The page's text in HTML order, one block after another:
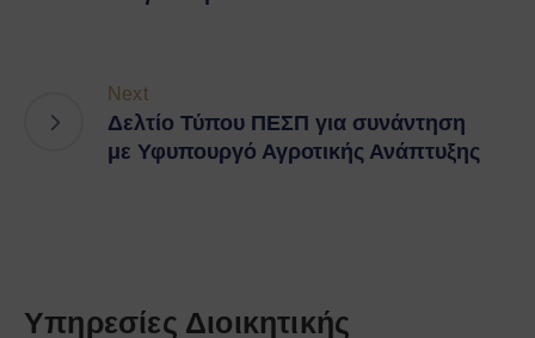
Next
Δελτίο Τύπου ΠΕΣΠ για συνάντηση
με Υφυπουργό Αγροτικής Ανάπτυξης
Υπηρεσίες Διοικητικής